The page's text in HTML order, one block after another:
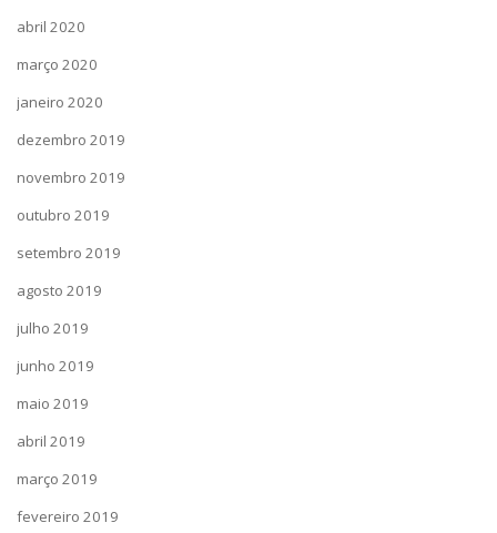
abril 2020
março 2020
janeiro 2020
dezembro 2019
novembro 2019
outubro 2019
setembro 2019
agosto 2019
julho 2019
junho 2019
maio 2019
abril 2019
março 2019
fevereiro 2019